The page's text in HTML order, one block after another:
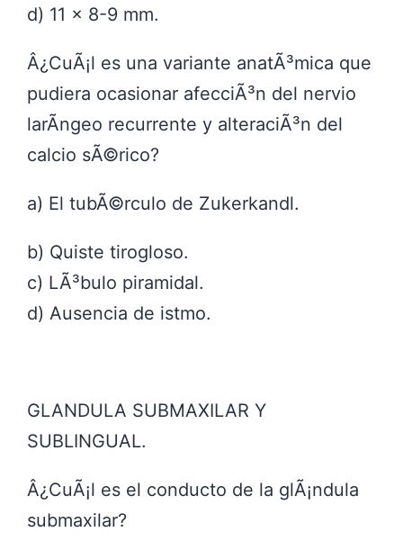
d) 11 x 8-9 mm.
Â¿CuÃ¡l es una variante anatÃ³mica que
pudiera ocasionar afecciÃ³n del nervio
larÃ­ngeo recurrente y alteraciÃ³n del
calcio sÃ©rico?
a) El tubÃ©rculo de Zukerkandl.
b) Quiste tirogloso.
c) LÃ³bulo piramidal.
d) Ausencia de istmo.
GLANDULA SUBMAXILAR Y
SUBLINGUAL.
Â¿CuÃ¡l es el conducto de la glÃ¡ndula
submaxilar?